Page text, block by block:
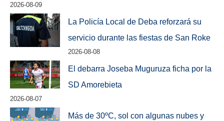
2026-08-09
La Policía Local de Deba reforzará su
servicio durante las fiestas de San Roke
2026-08-08
El debarra Joseba Muguruza ficha por la
SD Amorebieta
2026-08-07
Más de 30ºC, sol con algunas nubes y